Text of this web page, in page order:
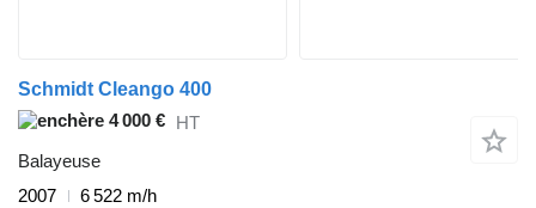
Schmidt Cleango 400
4 000 € HT
Balayeuse
2007
6 522 m/h